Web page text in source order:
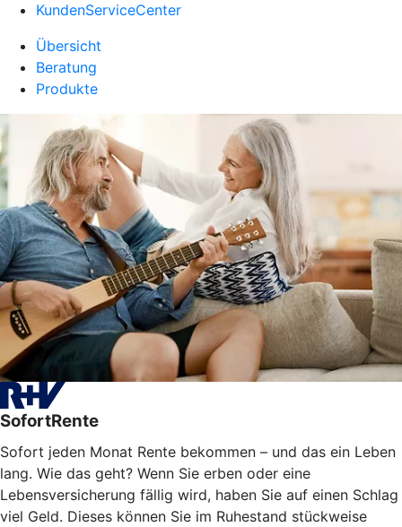
KundenServiceCenter
Übersicht
Beratung
Produkte
SofortRente
Sofort jeden Monat Rente bekommen – und das ein Leben
lang. Wie das geht? Wenn Sie erben oder eine
Lebensversicherung fällig wird, haben Sie auf einen Schlag
viel Geld. Dieses können Sie im Ruhestand stückweise